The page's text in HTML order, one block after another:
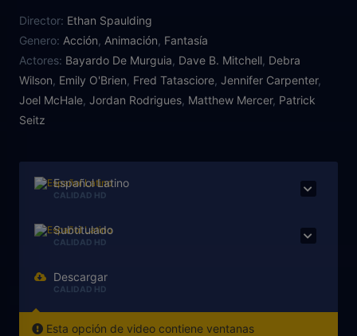
poderoso emperador de este llamado Shao Kahn
decide tomar este asunto en sus propias manos y
para ello reúne a sus mejores comandantes,
mientras en el reino de la Tierra el dios del trueno
Raiden intenta completar el entrenamiento de Liu
Kang al mismo tiempo que reúne a todos los
el inevitable conflicto.
Director: Ethan Spaulding
Genero: Acción Animación Fantasía
Actores: Bayardo De Murguia Dave B. Mitchell Debra
Wilson Emily O'Brien Fred Tatasciore Jennifer Carpenter,
Joel McHale Jordan Rodrigues Matthew Mercer, Patrick
Seitz
Español Latino
CALIDAD HD
Subtitulado
CALIDAD HD
Descargar
CALIDAD HD
Esta opción de video contiene ventanas